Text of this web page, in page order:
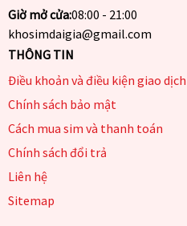
Giờ mở cửa:08:00 - 21:00
khosimdaigia@gmail.com
THÔNG TIN
Điều khoản và điều kiện giao dịch
Chính sách bảo mật
Cách mua sim và thanh toán
Chính sách đổi trả
Liên hệ
Sitemap